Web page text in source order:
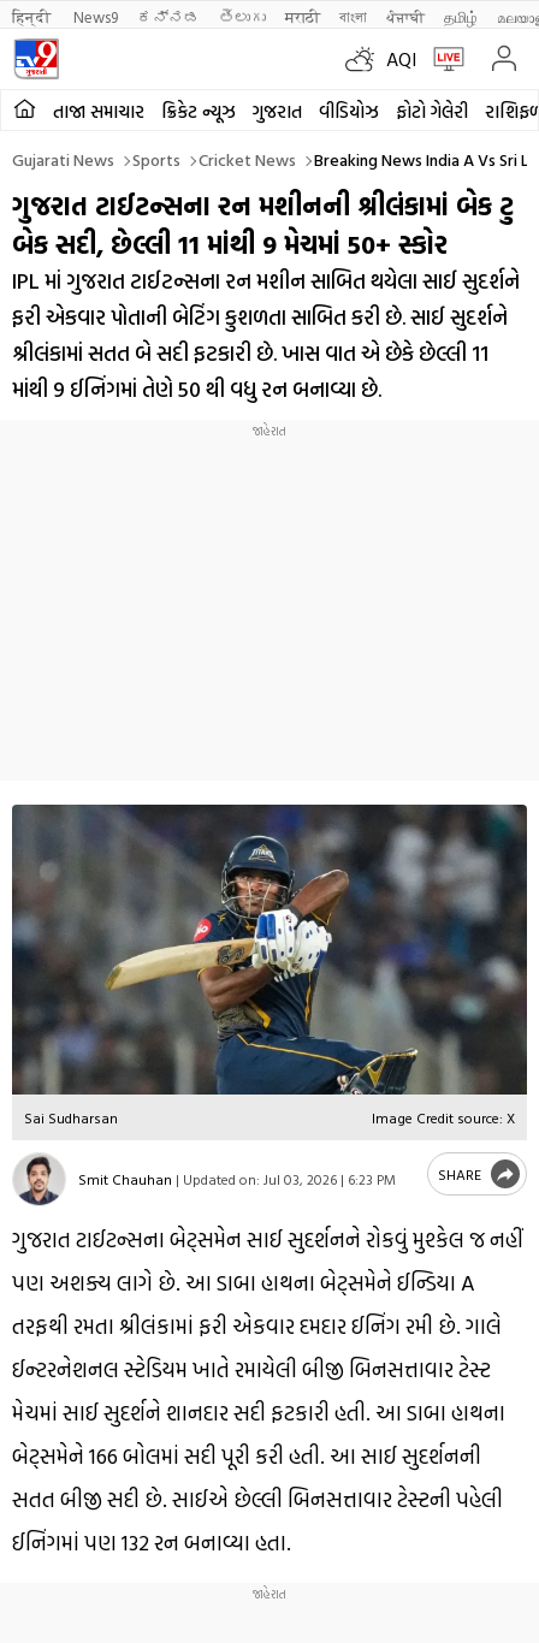
हिन्दी News9 ಕನ್ನಡ తెలుగు मराठी বাংলা ਪੰਜਾਬੀ தமிழ்
AQI
તાજા સમાચાર ક્રિકેટ ન્યૂઝ ગુજરાત વીડિયોઝ ફોટો ગેલેરી
Gujarati News Sports Cricket News Breaking News India A Vs Sri
ગુજરાત ટાઈટન્સના રન મશીનની શ્રીલંકામાં બેક ટુ
બેક સદી, છેલ્લી 11 માંથી 9 મેચમાં 50+ સ્કોર
IPL માં ગુજરાત ટાઈટન્સના રન મશીન સાબિત થયેલા સાઈ સુદર્શને
ફરી એકવાર પોતાની બેટિંગ કુશળતા સાબિત કરી છે. સાઈ સુદર્શને
શ્રીલંકામાં સતત બે સદી ફટકારી છે. ખાસ વાત એ છેકે છેલ્લી 11
માંથી 9 ઈનિંગમાં તેણે 50 થી વધુ રન બનાવ્યા છે.
Sai Sudharsan Image Credit source: X
Smit Chauhan | Updated on: Jul 03, 2026 | 6:23 PM SHARE
ગુજરાત ટાઈટન્સના બેટ્સમેન સાઈ સુદર્શનને રોકવું મુશ્કેલ જ નહીં
પણ અશક્ય લાગે છે. આ ડાબા હાથના બેટ્સમેને ઈન્ડિયા A
તરફથી રમતા શ્રીલંકામાં ફરી એકવાર દમદાર ઈનિંગ રમી છે. ગાલે
ઈન્ટરનેશનલ સ્ટેડિયમ ખાતે રમાયેલી બીજી બિનસત્તાવાર ટેસ્ટ
મેચમાં સાઈ સુદર્શને શાનદાર સદી ફટકારી હતી. આ ડાબા હાથના
બેટ્સમેને 166 બોલમાં સદી પૂરી કરી હતી. આ સાઈ સુદર્શનની
સતત બીજી સદી છે. સાઈએ છેલ્લી બિનસત્તાવાર ટેસ્ટની પહેલી
ઈનિંગમાં પણ 132 રન બનાવ્યા હતા.